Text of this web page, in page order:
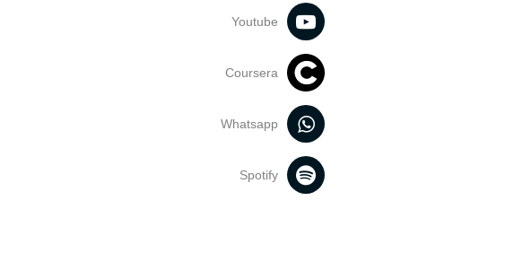
Youtube
Coursera
Whatsapp
Spotify